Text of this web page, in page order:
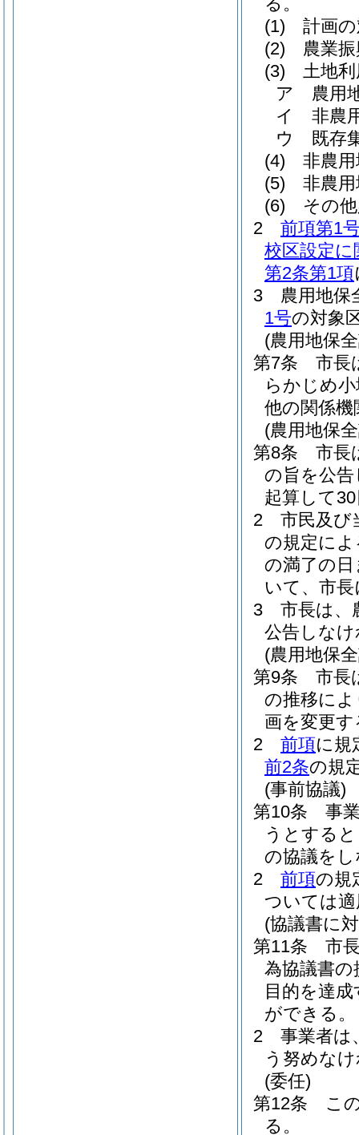
(1)
計画
(2)
農業
(3)
土地
ア
農用
イ
非農
ウ
既存
(4)
非農
(5)
非農
(6)
その
2
前項第1
校区設定
第2条第1項
3
農用地保
1号の対象
(農用地保
第7条
市長
らかじめ
他の関係
(農用地保
第8条
市長
の旨を公
起算して
2
市民及び
の規定に
の満了の
いて、市
3
市長は、
公告しな
(農用地保
第9条
市長
の推移に
画を変更
2
前項に規
前2条の規
(事前協議)
第10条
事
うとする
の協議を
2
前項の規
ついては
(協議書に
第11条
市
為協議書
目的を達
ができる。
2
事業者は
う努めな
(委任)
第12条
こ
る。